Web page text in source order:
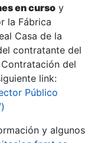
en curso y
la Fábrica
Casa de la
contratante del
del
link:
Público
y algunos